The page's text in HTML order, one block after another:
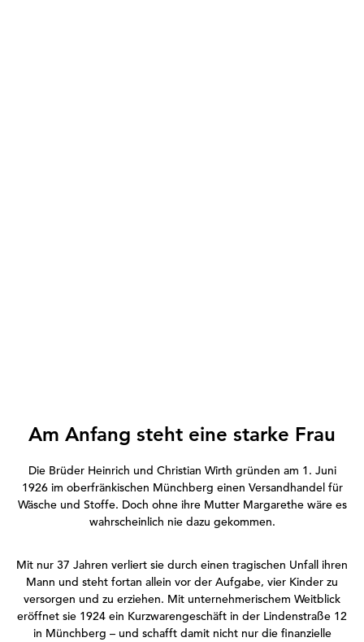
Am Anfang steht eine starke Frau
Die Brüder Heinrich und Christian Wirth gründen am 1. Juni
1926 im oberfränkischen Münchberg einen Versandhandel für
Wäsche und Stoffe. Doch ohne ihre Mutter Margarethe wäre es
wahrscheinlich nie dazu gekommen.
Mit nur 37 Jahren verliert sie durch einen tragischen Unfall ihren
Mann und steht fortan allein vor der Aufgabe, vier Kinder zu
versorgen und zu erziehen. Mit unternehmerischem Weitblick
eröffnet sie 1924 ein Kurzwarengeschäft in der Lindenstraße 12
in Münchberg – und schafft damit nicht nur die finanzielle